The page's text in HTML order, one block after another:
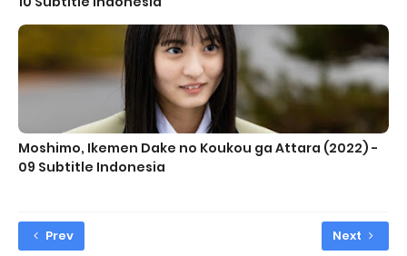
Moshimo, Ikemen Dake no Koukou ga Attara (2022) -
09 Subtitle Indonesia
Prev Next